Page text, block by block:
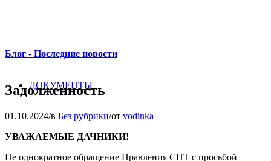
ДОКУМЕНТЫ
Блог - Последние новости
Задолженность
01.10.2024/в Без рубрики/от vodinka
УВАЖАЕМЫЕ ДАЧНИКИ!
Не однократное обращение Правления СНТ с просьбой